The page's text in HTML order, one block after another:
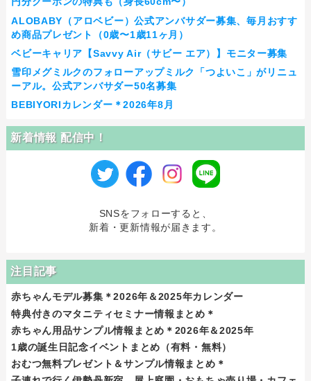
ALOBABY（アロベビー）公式アンバサダー募集、毎月おすす
め商品プレゼント（0歳〜1歳11ヶ月）
ベビーキャリア【Savvy Air（サビー エア）】モニター募集
雪印メグミルクのフォローアップミルク「つよいこ」がリニュ
ーアル。公式アンバサダー50名募集
BEBIYORIカレンダー＊2026年8月
新着情報 配信中！
SNSをフォローすると、
新着・更新情報が届きます。
注目記事
赤ちゃんモデル募集＊2026年＆2025年カレンダー
特典付きのマタニティセミナー情報まとめ＊
赤ちゃん用品サンプル情報まとめ＊2026年＆2025年
1歳の誕生日記念イベントまとめ（有料・無料）
おむつ無料プレゼント＆サンプル情報まとめ＊